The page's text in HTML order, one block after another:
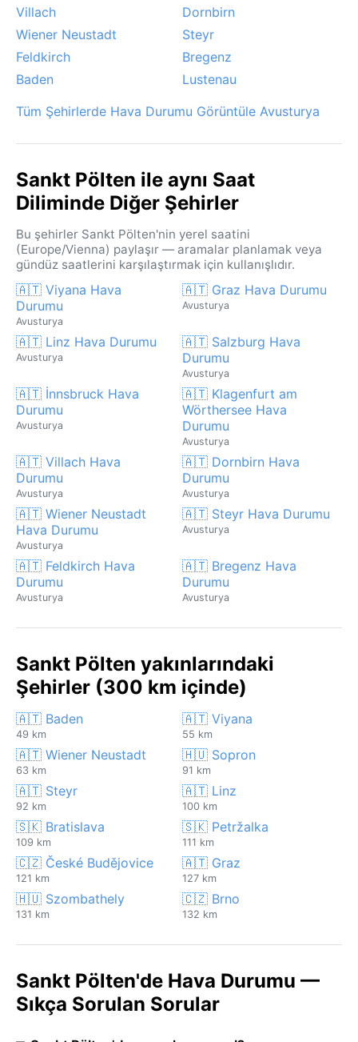
Villach
Dornbirn
Wiener Neustadt
Steyr
Feldkirch
Bregenz
Baden
Lustenau
Tüm Şehirlerde Hava Durumu Görüntüle Avusturya
Sankt Pölten ile aynı Saat
Diliminde Diğer Şehirler
Bu şehirler Sankt Pölten'nin yerel saatini
(Europe/Vienna) paylaşır — aramalar planlamak veya
gündüz saatlerini karşılaştırmak için kullanışlıdır.
🇦🇹 Viyana Hava
Durumu
Avusturya
🇦🇹 Graz Hava Durumu
Avusturya
🇦🇹 Linz Hava Durumu
Avusturya
🇦🇹 Salzburg Hava
Durumu
Avusturya
🇦🇹 İnnsbruck Hava
Durumu
Avusturya
🇦🇹 Klagenfurt am
Wörthersee Hava
Durumu
Avusturya
🇦🇹 Villach Hava
Durumu
Avusturya
🇦🇹 Dornbirn Hava
Durumu
Avusturya
🇦🇹 Wiener Neustadt
Hava Durumu
Avusturya
🇦🇹 Steyr Hava Durumu
Avusturya
🇦🇹 Feldkirch Hava
Durumu
Avusturya
🇦🇹 Bregenz Hava
Durumu
Avusturya
Sankt Pölten yakınlarındaki
Şehirler (300 km içinde)
🇦🇹 Baden
49 km
🇦🇹 Viyana
55 km
🇦🇹 Wiener Neustadt
63 km
🇭🇺 Sopron
91 km
🇦🇹 Steyr
92 km
🇦🇹 Linz
100 km
🇸🇰 Bratislava
109 km
🇸🇰 Petržalka
111 km
🇨🇿 České Budějovice
121 km
🇦🇹 Graz
127 km
🇭🇺 Szombathely
131 km
🇨🇿 Brno
132 km
Sankt Pölten'de Hava Durumu —
Sıkça Sorulan Sorular